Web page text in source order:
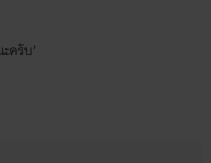
ครับ’